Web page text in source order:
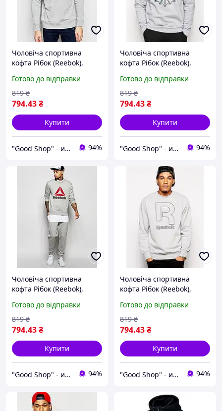
Чоловіча спортивна
кофта Рібок (Reebok),
світшот сірого кольору, XS
Готово до відправки
794.43₴
819 ₴
Купити
"Good Shop" - интернет-магазин спортивной обуви одежды и аксессуаров. 94%
Чоловіча спортивна
кофта Рібок (Reebok),
світшот сірого кольору, XS
Готово до відправки
794.43₴
819 ₴
Купити
"Good Shop" - интернет-магазин спортивной обуви одежды и аксессуаров. 94%
Чоловіча спортивна
кофта Рібок (Reebok),
світшот сірого кольору, XS
Готово до відправки
794.43₴
819 ₴
Купити
"Good Shop" - интернет-магазин спортивной обуви одежды и аксессуаров. 94%
Чоловіча спортивна
кофта Рібок (Reebok),
світшот сірого кольору, XS
Готово до відправки
794.43₴
819 ₴
Купити
"Good Shop" - интернет-магазин спортивной обуви одежды и аксессуаров. 94%